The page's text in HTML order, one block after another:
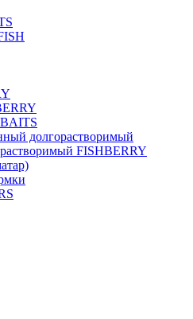
долгорастворимый
FISHBERRY